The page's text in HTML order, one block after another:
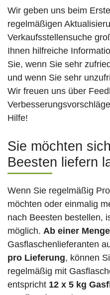
Wir geben uns beim
regelmäßigen
Verkaufsstellensuche
Ihnen hilfreiche
Sie, wenn Sie sehr
und wenn Sie sehr
Wir freuen uns über
Hilfe!
Sie möchten
Beesten liefern
Wenn Sie regelmäßig
möchten oder einmalig
nach Beesten bestellen,
möglich. Ab einer
Gasflaschenlieferanten
pro Lieferung, können
regelmäßig mit
entspricht 12 x 5 kg